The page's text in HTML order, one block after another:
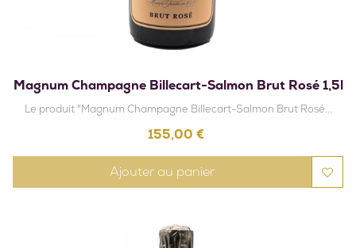
Magnum Champagne Billecart-Salmon Brut Rosé 1,5l
Le produit "Magnum Champagne Billecart-Salmon Brut Rosé...
Prix
155,00 €
Ajouter au panier